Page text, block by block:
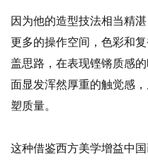
因为他的造型技法相当精
更多的操作空间，色彩和
盖思路，在表现铿锵质感
面显发浑然厚重的触觉感
塑质量。
这种借鉴西方美学增益中